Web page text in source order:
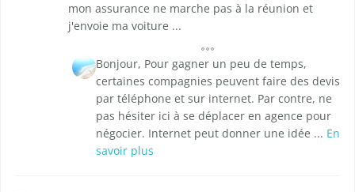
mon assurance ne marche pas à la réunion et
j'envoie ma voiture ...
Bonjour, Pour gagner un peu de temps,
certaines compagnies peuvent faire des devis
par téléphone et sur internet. Par contre, ne
pas hésiter ici à se déplacer en agence pour
négocier. Internet peut donner une idée ... En
savoir plus